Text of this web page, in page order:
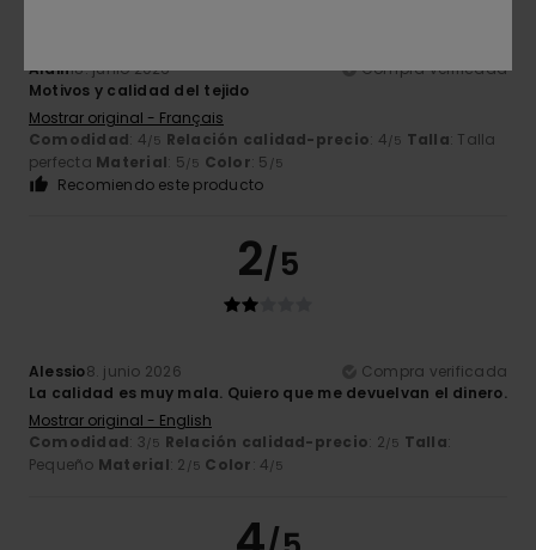
Alain18. junio 2026
Compra verificada
Motivos y calidad del tejido
Mostrar original - Français
Comodidad: 4/5 Relación calidad-precio: 4/5 Talla: Talla
perfecta Material: 5/5 Color: 5 /5
Recomiendo este producto
2/5
Alessio8. junio 2026
Compra verificada
La calidad es muy mala. Quiero que me devuelvan el dinero.
Mostrar original - English
Comodidad: 3/5 Relación calidad-precio: 2/5 Talla:
Pequeño Material: 2 /5 Color: 4/5